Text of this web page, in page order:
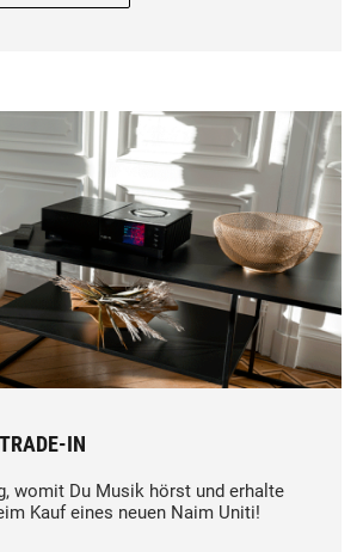
IN
womit Du Musik hörst und erhalte
Kauf eines neuen Naim Uniti!